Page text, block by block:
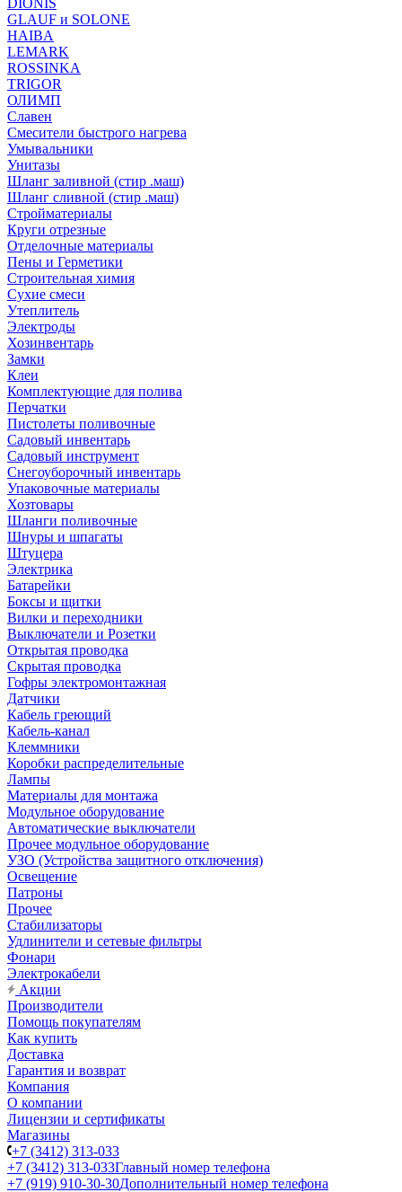
DIONIS
GLAUF и SOLONE
HAIBA
LEMARK
ROSSINKA
TRIGOR
ОЛИМП
Славен
Смесители быстрого нагрева
Умывальники
Унитазы
Шланг заливной (стир .маш)
Шланг сливной (стир .маш)
Стройматериалы
Круги отрезные
Отделочные материалы
Пены и Герметики
Строительная химия
Сухие смеси
Утеплитель
Электроды
Хозинвентарь
Замки
Клеи
Комплектующие для полива
Перчатки
Пистолеты поливочные
Садовый инвентарь
Садовый инструмент
Снегоуборочный инвентарь
Упаковочные материалы
Хозтовары
Шланги поливочные
Шнуры и шпагаты
Штуцера
Электрика
Батарейки
Боксы и щитки
Вилки и переходники
Выключатели и Розетки
Открытая проводка
Скрытая проводка
Гофры электромонтажная
Датчики
Кабель греющий
Кабель-канал
Клеммники
Коробки распределительные
Лампы
Материалы для монтажа
Модульное оборудование
Автоматические выключатели
Прочее модульное оборудование
УЗО (Устройства защитного отключения)
Освещение
Патроны
Прочее
Стабилизаторы
Удлинители и сетевые фильтры
Фонари
Электрокабели
Акции
Производители
Помощь покупателям
Как купить
Доставка
Гарантия и возврат
Компания
О компании
Лицензии и сертификаты
Магазины
+7 (3412) 313-033
+7 (3412) 313-033Главный номер телефона
+7 (919) 910-30-30Дополнительный номер телефона